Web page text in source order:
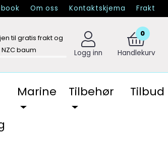
Om oss Kontaktskjema Frakt
til gratis frakt og
NZC baum
Logg inn
0
Handlekurv
Marine Tilbehør Tilbud